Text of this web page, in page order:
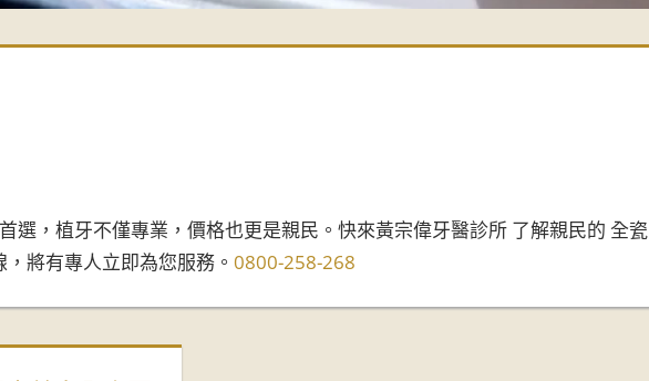
選，植牙不僅專業，價格也更是親民。快來黃宗偉牙醫診所 了解親民的 全瓷
將有專人立即為您服務。 0800-258-268